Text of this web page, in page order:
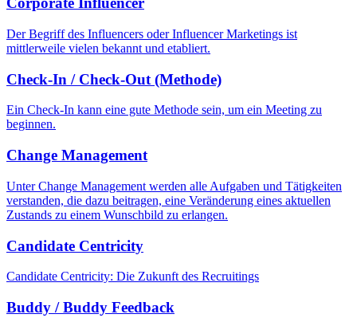
Der Begriff des Influencers oder Influencer Marketings ist
mittlerweile vielen bekannt und etabliert.
Check-In / Check-Out (Methode)
Ein Check-In kann eine gute Methode sein, um ein Meeting zu
beginnen.
Change Management
Unter Change Management werden alle Aufgaben und Tätigkeiten
verstanden, die dazu beitragen, eine Veränderung eines aktuellen
Zustands zu einem Wunschbild zu erlangen.
Candidate Centricity
Candidate Centricity: Die Zukunft des Recruitings
Buddy / Buddy Feedback